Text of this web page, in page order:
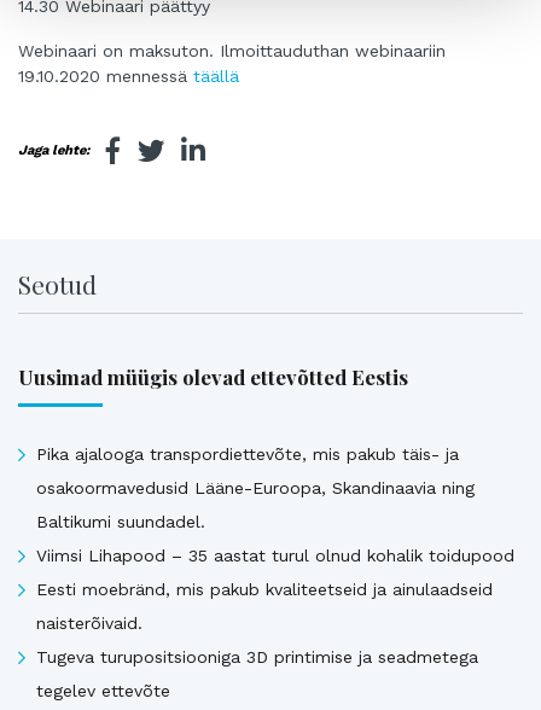
14.30 Webinaari päättyy
Webinaari on maksuton. Ilmoittauduthan webinaariin
19.10.2020 mennessä täällä
Jaga lehte:
Seotud
Uusimad müügis olevad ettevõtted Eestis
Pika ajalooga transpordiettevõte, mis pakub täis- ja
osakoormavedusid Lääne-Euroopa, Skandinaavia ning
Baltikumi suundadel.
Viimsi Lihapood – 35 aastat turul olnud kohalik toidupood
Eesti moebränd, mis pakub kvaliteetseid ja ainulaadseid
naisterõivaid.
Tugeva turupositsiooniga 3D printimise ja seadmetega
tegelev ettevõte